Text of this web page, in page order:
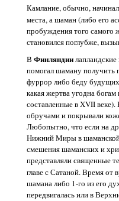
Камлание, обычно,
места, а шаман (либо его
пробуждения того самого
становился поглубже,
В Финляндии
помогал шаману получить
фуррор либо беду будущих
какая жертва угодна
составленные в XVII веке).
обручами и покрывали
Любопытно, что если на
Нижний Миры в шаманской
смешения шаманских и
представляли священные
главе с Сатаной. Время от
шамана либо 1-го из его
передвигалась или в